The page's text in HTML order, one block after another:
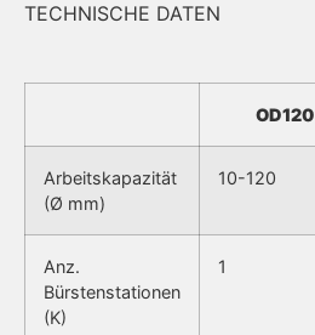
TECHNISCHE DATEN
OD120
Arbeitskapazität
(Ø mm)
10-120
Anz.
Bürstenstationen
(K)
1